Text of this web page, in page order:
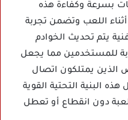
بسرعة وكفاءة هذه
اللعب وتضمن تجربة
يتم تحديث الخوادم
للمستخدمين مما يجعل
الذين يمتلكون اتصال
البنية التحتية القوية
دون انقطاع أو تعطل